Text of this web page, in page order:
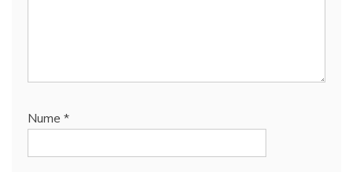
Nume *